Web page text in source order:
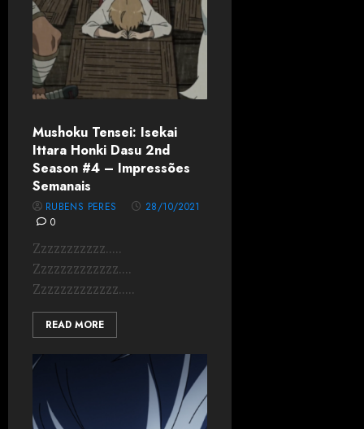
Mushoku Tensei: Isekai
Ittara Honki Dasu 2nd
Season #4 – Impressões
Semanais
RUBENS PERES
28/10/2021
0
Zzzzzzzzzzz.....
Zzzzzzzzzzzzz....
Zzzzzzzzzzzzz.....
READ MORE